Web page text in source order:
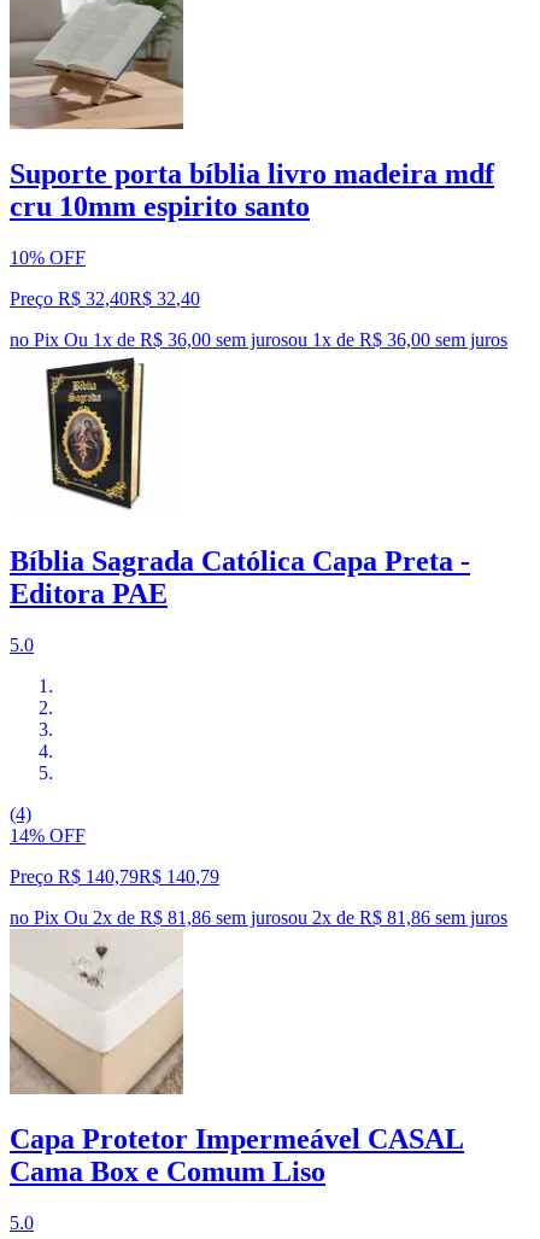
Suporte porta bíblia livro madeira mdf
cru 10mm espirito santo
10% OFF
Preço R$ 32,40R$ 32,40
no Pix Ou 1x de R$ 36,00 sem jurosou 1x de R$ 36,00 sem juros
Bíblia Sagrada Católica Capa Preta -
Editora PAE
5.0
(4)
14% OFF
Preço R$ 140,79R$ 140,79
no Pix Ou 2x de R$ 81,86 sem jurosou 2x de R$ 81,86 sem juros
Capa Protetor Impermeável CASAL
Cama Box e Comum Liso
5.0